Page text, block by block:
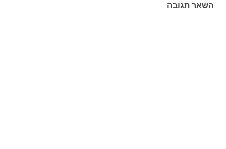
השאר תגובה